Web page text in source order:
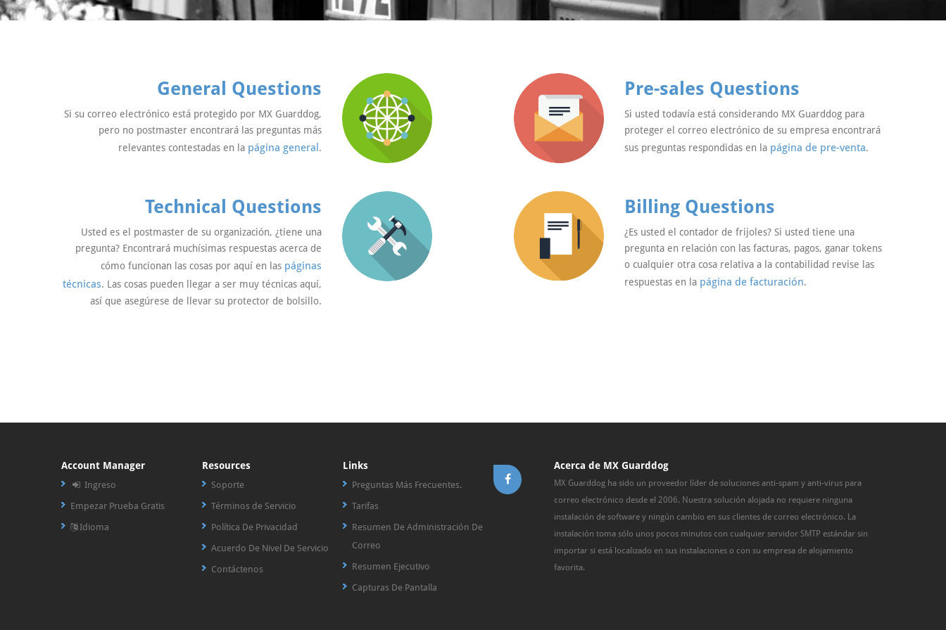
General Questions
Si su correo electrónico está protegido por MX Guarddog,
pero no postmaster encontrará las preguntas más
relevantes contestadas en la página general .
Pre-sales Questions
Si usted todavía está considerando MX Guarddog para
proteger el correo electrónico de su empresa encontrará
sus preguntas respondidas en la página de pre-venta.
Technical Questions
Usted es el postmaster de su organización, ¿tiene una
pregunta? Encontrará muchísimas respuestas acerca de
cómo funcionan las cosas por aquí en las páginas
técnicas. Las cosas pueden llegar a ser muy técnicas aquí,
así que asegúrese de llevar su protector de bolsillo.
Billing Questions
¿Es usted el contador de frijoles? Si usted tiene una
pregunta en relación con las facturas, pagos, ganar tokens
o cualquier otra cosa relativa a la contabilidad revise las
respuestas en la página de facturación.
Account Manager
Ingreso
Empezar Prueba Gratis
Idioma
Resources
Soporte
Términos de Servicio
Política De Privacidad
Acuerdo De Nivel De Servicio
Contáctenos
Links
Preguntas Más Frecuentes.
Tarifas
Resumen De Administración De
Correo
Resumen Ejecutivo
Capturas De Pantalla
Acerca de MX Guarddog
MX Guarddog ha sido un proveedor líder de soluciones anti-spam y anti-virus para
correo electrónico desde el 2006. Nuestra solución alojada no requiere ninguna
instalación de software y ningún cambio en sus clientes de correo electrónico. La
instalación toma sólo unos pocos minutos con cualquier servidor SMTP estándar sin
importar si está localizado en sus instalaciones o con su empresa de alojamiento
favorita.